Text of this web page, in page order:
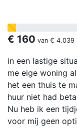
€ 160 van € 4.039
in een lastige
me eige woning
het een thuis te
huur niet had
Nu heb ik een
voor mij geen